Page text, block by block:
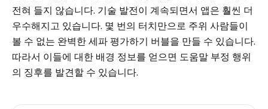
전혀 들지 않습니다. 기술 발전이 계속되면서 앱은 훨씬 더
우수해지고 있습니다. 몇 번의 터치만으로 주위 사람들이
볼 수 없는 완벽한 세파 평가하기 버블을 만들 수 있습니다.
따라서 이들에 대한 배경 정보를 얻으면 도움말 부정 행위
의 징후를 발견할 수 있습니다.